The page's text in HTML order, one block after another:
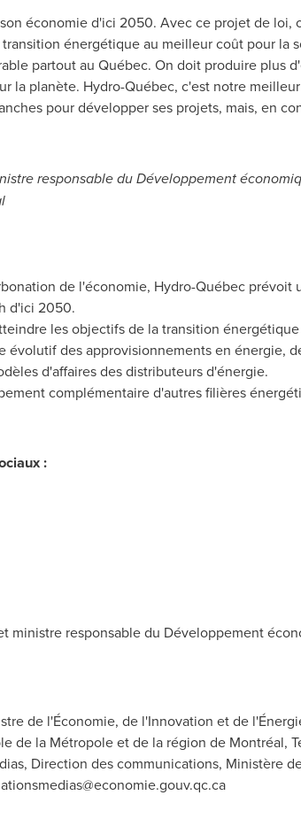
économie d'ici 2050. Avec ce projet de loi,
énergétique au meilleur coût pour la
partout au Québec. On doit produire plus
la planète. Hydro-Québec, c'est notre
pour développer ses projets, mais, en
responsable du Développement
de l'économie, Hydro-Québec prévoit
d'ici 2050.
les objectifs de la transition
des approvisionnements en énergie,
d'affaires des distributeurs d'énergie.
complémentaire d'autres filières
:
ministre responsable du Développement
de l'Économie, de l'Innovation et de
de la Métropole et de la région de Montréal,
Direction des communications, Ministère